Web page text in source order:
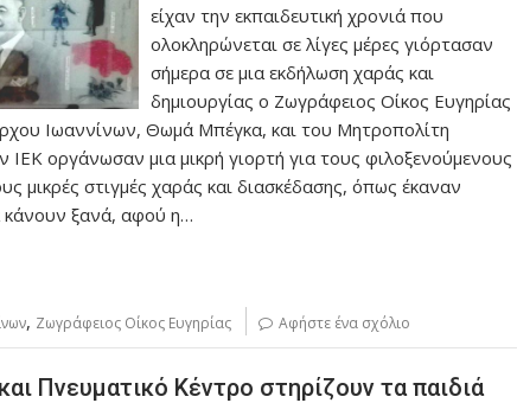
είχαν την εκπαιδευτική χρονιά που
ολοκληρώνεται σε λίγες μέρες γιόρτασαν
σήμερα σε μια εκδήλωση χαράς και
δημιουργίας ο Ζωγράφειος Οίκος Ευγηρίας
Ιωαννίνων, Θωμά Μπέγκα, και του Μητροπολίτη
οργάνωσαν μια μικρή γιορτή για τους φιλοξενούμενους
στιγμές χαράς και διασκέδασης, όπως έκαναν
κάνουν ξανά, αφού η…
, Ζωγράφειος Οίκος Ευγηρίας Αφήστε ένα σχόλιο
Πνευματικό Κέντρο στηρίζουν τα παιδιά